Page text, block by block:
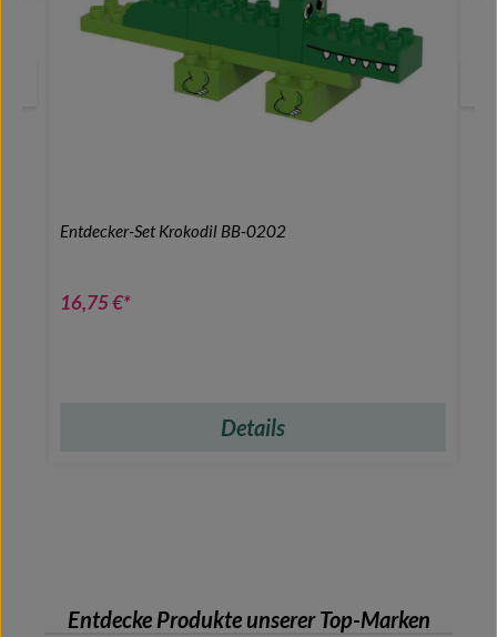
Entdecker-Set Krokodil BB-0202
16,75 €*
Details
Entdecke Produkte unserer Top-Marken